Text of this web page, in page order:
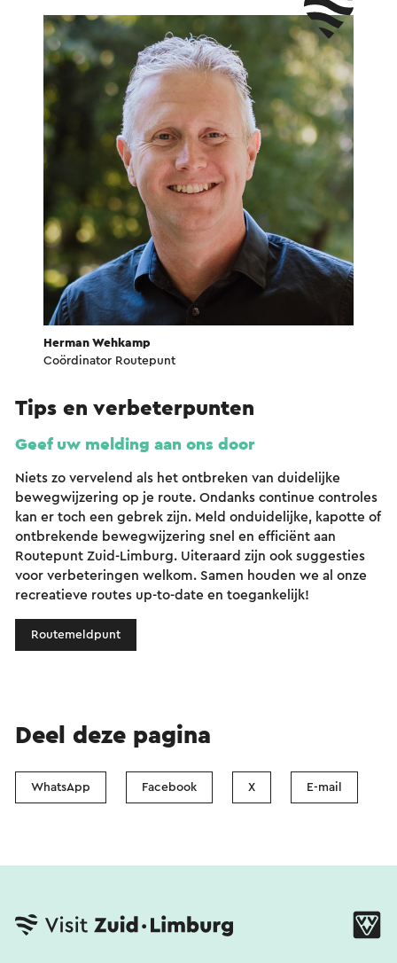
Herman Wehkamp
Coördinator Routepunt
Tips en verbeterpunten
Geef uw melding aan ons door
Niets zo vervelend als het ontbreken van duidelijke
bewegwijzering op je route. Ondanks continue controles
kan er toch een gebrek zijn. Meld onduidelijke, kapotte of
ontbrekende bewegwijzering snel en efficiënt aan
Routepunt Zuid-Limburg. Uiteraard zijn ook suggesties
voor verbeteringen welkom. Samen houden we al onze
recreatieve routes up-to-date en toegankelijk!
Routemeldpunt
Deel deze pagina
WhatsApp Facebook X E-mail